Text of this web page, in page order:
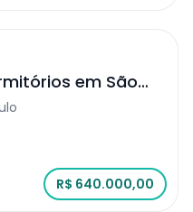
em São
R$ 640.000,00